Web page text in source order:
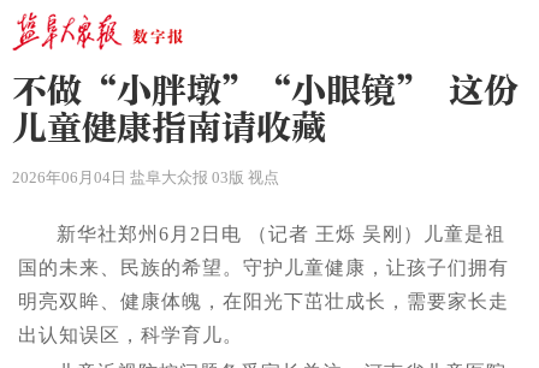
不做“小胖墩”“小眼镜” 这份
儿童健康指南请收藏
2026年06月04日 盐阜大众报 03版 视点
新华社郑州6月2日电 （记者 王烁 吴刚）儿童是祖
国的未来、民族的希望。守护儿童健康，让孩子们拥有
明亮双眸、健康体魄，在阳光下茁壮成长，需要家长走
出认知误区，科学育儿。